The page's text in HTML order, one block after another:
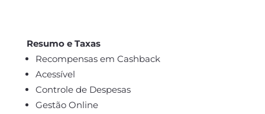
Resumo e Taxas
Recompensas em Cashback
Acessível
Controle de Despesas
Gestão Online